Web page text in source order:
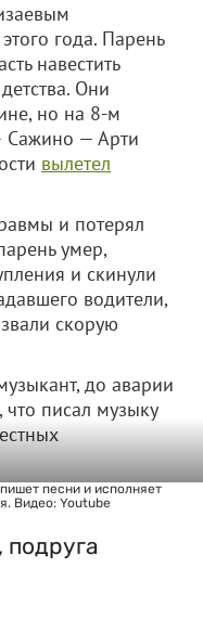
года. Парень
навестить
Они
но на 8-м
Сажино — Арти
вылетел
и потерял
умер,
и скинули
водители,
скорую
до аварии
писал музыку
песни и исполняет
Видео: Youtube
подруга